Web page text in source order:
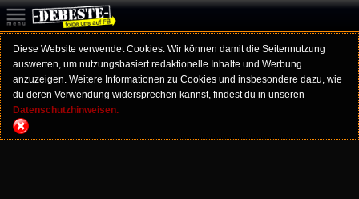
Diese Website verwendet Cookies. Wir können damit die Seitennutzung
auswerten, um nutzungsbasiert redaktionelle Inhalte und Werbung
anzuzeigen. Weitere Informationen zu Cookies und insbesondere dazu, wie
du deren Verwendung widersprechen kannst, findest du in unseren
Datenschutzhinweisen.